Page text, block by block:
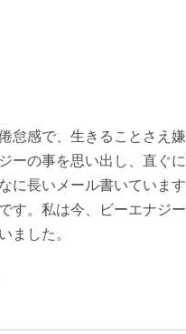
感で、生きることさえ嫌
の事を思い出し、直ぐ
長いメール書いていま
。私は今、ビーエナジ
ました。